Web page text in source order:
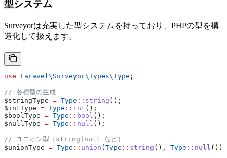
型システム
Surveyorは充実した型システムを持っており、PHPの型を構
造化して扱えます。
use Laravel\Surveyor\Types\Type ;
// 各種型の生成
$stringType = Type :: string ();
$intType = Type :: int ();
$boolType = Type :: bool ();
$nullType = Type :: null ();
// ユニオン型（string|null など）
$unionType = Type :: union (Type :: string (), Type :: null ());